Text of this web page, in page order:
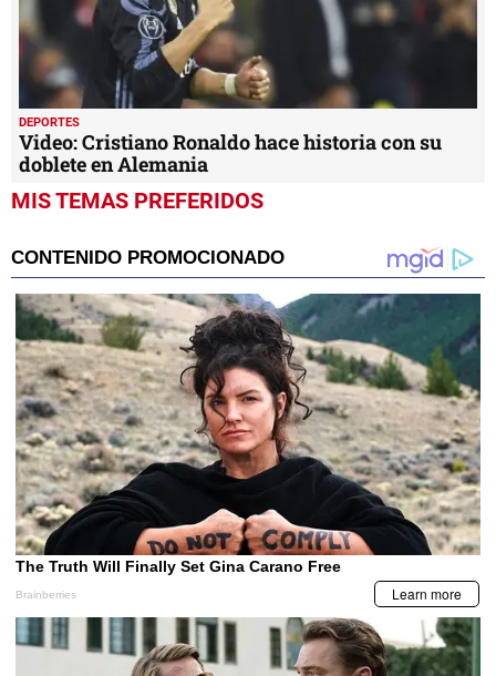
DEPORTES
Video: Cristiano Ronaldo hace historia con su
doblete en Alemania
MIS TEMAS PREFERIDOS